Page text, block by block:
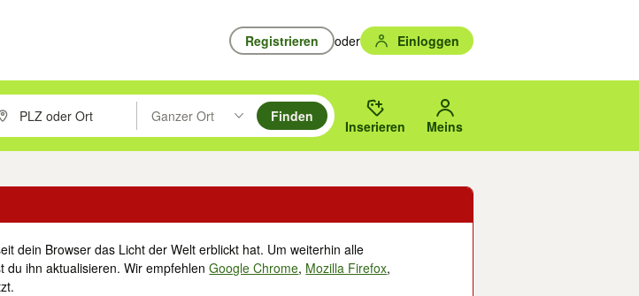
Registrieren oder Einloggen
mit den Pfeiltasten nach oben/unten durchsuchen und mit Eingabetaste auswählen.
oder Ort eingeben. Eingabetaste drücken um zu suchen, oder Vorschläge mit den Pfeiltasten nach oben/
Ganzer Ort
Suche im Umkreis des gewählten Orts oder PLZ.
Finden
Inserieren Meins
dein Browser das Licht der Welt erblickt hat. Um weiterhin alle
du ihn aktualisieren. Wir empfehlenGoogle Chrome, Mozilla Firefox,